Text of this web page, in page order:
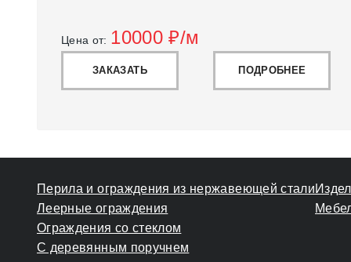
Цена от: 10000₽/м
ЗАКАЗАТЬ ПОДРОБНЕЕ
Перила и ограждения из нержавеющей стали
Леерные ограждения
Ограждения со стеклом
С деревянным поручнем